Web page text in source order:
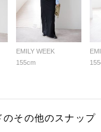
EMILY WEEK
155cm
のその他のスナップ